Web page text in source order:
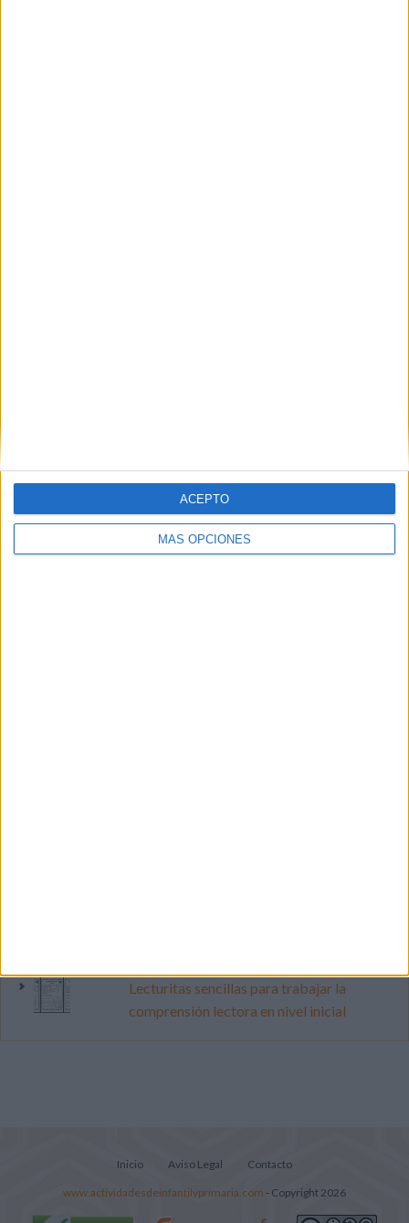
MÁS OPCIONES
ACEPTO
PINTEREST
Lecturitas sencillas para trabajar la
comprensión lectora en nivel inicial
Inicio Aviso Legal Contacto
www.actividadesdeinfantilyprimaria.com - Copyright 2026